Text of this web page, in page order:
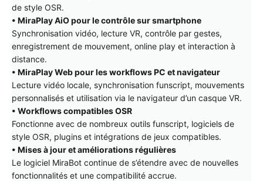
de style OSR.
• MiraPlay AiO pour le contrôle sur smartphone
Synchronisation vidéo, lecture VR, contrôle par gestes,
enregistrement de mouvement, online play et interaction à
distance.
• MiraPlay Web pour les workflows PC et navigateur
Lecture vidéo locale, synchronisation funscript, mouvements
personnalisés et utilisation via le navigateur d’un casque VR.
• Workflows compatibles OSR
Fonctionne avec de nombreux outils funscript, logiciels de
style OSR, plugins et intégrations de jeux compatibles.
• Mises à jour et améliorations régulières
Le logiciel MiraBot continue de s’étendre avec de nouvelles
fonctionnalités et une compatibilité accrue.